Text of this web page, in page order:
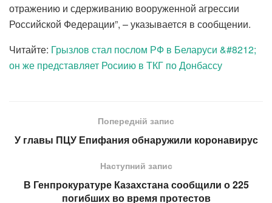
отражению и сдерживанию вооруженной агрессии
Российской Федерации”, – указывается в сообщении.
Читайте: Грызлов стал послом РФ в Беларуси &#8212;
он же представляет Росиию в ТКГ по Донбассу
Попередній запис
У главы ПЦУ Епифания обнаружили коронавирус
Наступний запис
В Генпрокуратуре Казахстана сообщили о 225
погибших во время протестов